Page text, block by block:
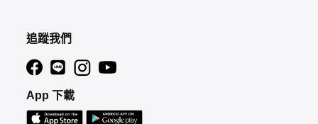
追蹤我們
App 下載